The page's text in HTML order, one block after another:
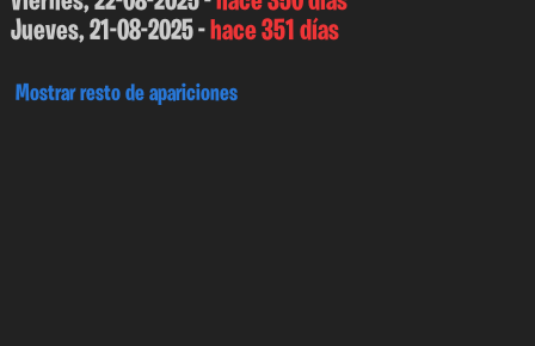
Jueves, 21-08-2025 -hace 351 días
Mostrar resto de apariciones